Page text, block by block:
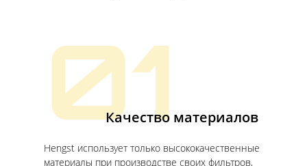
01
Качество материалов
Hengst использует только высококачественные
материалы при производстве своих фильтров,